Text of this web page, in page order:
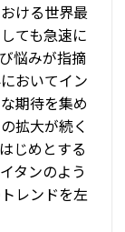
ける世界最
ても急速に
悩みが指摘
おいてイン
期待を集め
拡大が続く
じめとする
タンのよう
レンドを左